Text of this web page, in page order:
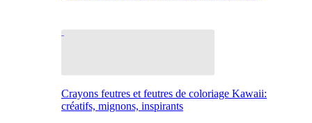
Crayons feutres et feutres de coloriage Kawaii:
créatifs, mignons, inspirants